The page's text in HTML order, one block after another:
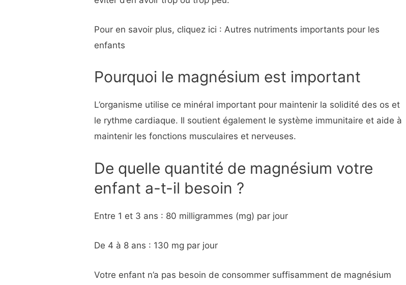
Pour en savoir plus, cliquez ici : Autres nutriments importants pour les
enfants
Pourquoi le magnésium est important
L’organisme utilise ce minéral important pour maintenir la solidité des os et
le rythme cardiaque. Il soutient également le système immunitaire et aide à
maintenir les fonctions musculaires et nerveuses.
De quelle quantité de magnésium votre
enfant a-t-il besoin ?
Entre 1 et 3 ans : 80 milligrammes (mg) par jour
De 4 à 8 ans : 130 mg par jour
Votre enfant n’a pas besoin de consommer suffisamment de magnésium